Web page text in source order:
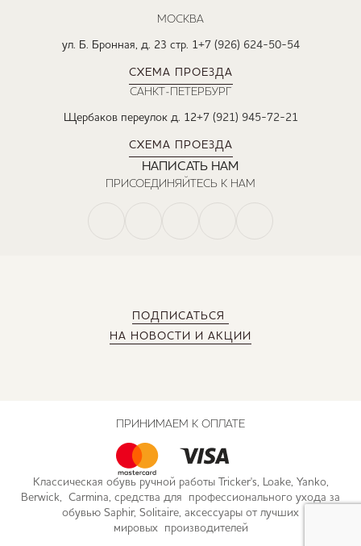
ПОДПИСАТЬСЯ
НА НОВОСТИ И АКЦИИ
МОСКВА
ул. Б. Бронная, д. 23 стр. 1+7 (926) 624-50-54
СХЕМА ПРОЕЗДА
САНКТ-ПЕТЕРБУРГ
Щербаков переулок д. 12+7 (921) 945-72-21
СХЕМА ПРОЕЗДА
НАПИСАТЬ НАМ
ПРИСОЕДИНЯЙТЕСЬ К НАМ
Классическая обувь ручной работы Tricker's, Loake, Yanko,
Berwick, Carmina, средства для профессионального ухода за
обувью Saphir, Solitaire, аксессуары от лучших
мировых производителей
ПРИНИМАЕМ К ОПЛАТЕ